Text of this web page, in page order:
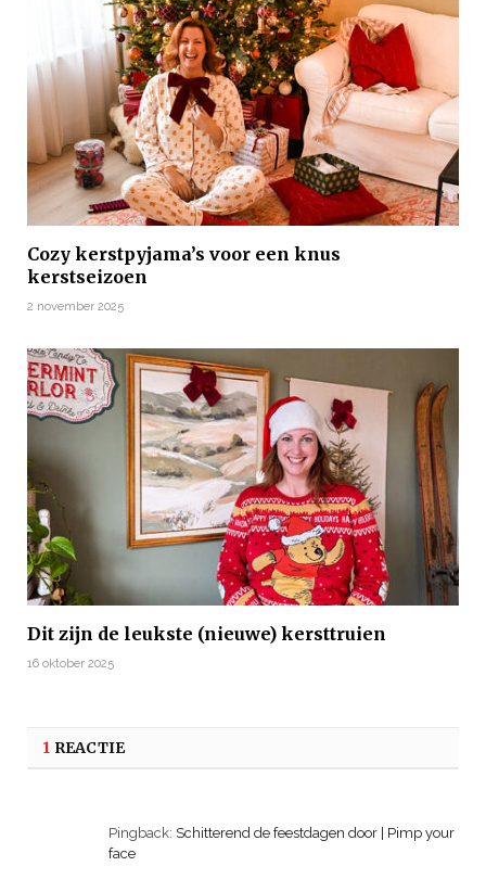
Cozy kerstpyjama’s voor een knus
kerstseizoen
2 november 2025
Dit zijn de leukste (nieuwe) kersttruien
16 oktober 2025
1 REACTIE
Pingback: Schitterend de feestdagen door | Pimp your
face